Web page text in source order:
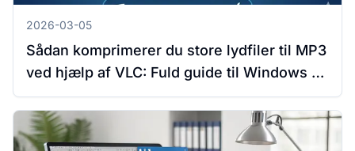
2026-03-05
Sådan komprimerer du store lydfiler til MP3
ved hjælp af VLC: Fuld guide til Windows og
Mac